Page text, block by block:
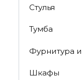
Стулья
Тумба
Фурнитура
Шкафы